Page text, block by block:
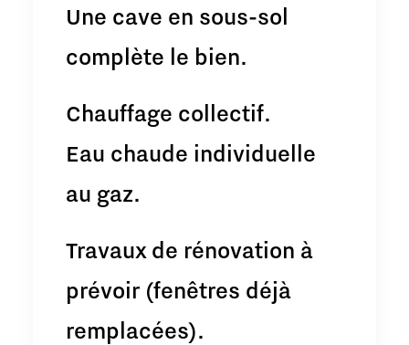
Une cave en sous-sol
complète le bien.
Chauffage collectif.
Eau chaude individuelle
au gaz.
Travaux de rénovation à
prévoir (fenêtres déjà
remplacées).